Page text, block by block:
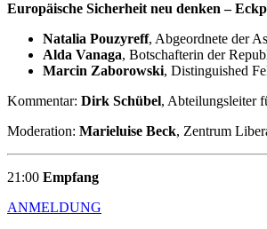
Europäische Sicherheit neu denken –
Natalia Pouzyreff, Abgeordnete der
Alda Vanaga, Botschaf­terin der
Marcin Zaborowski, Distin­gu­ished
Kommentar: Dirk Schübel, Abtei­lungs­leiter
Moderation: Marie­luise Beck, Zentrum
21:00 Empfang
ANMELDUNG